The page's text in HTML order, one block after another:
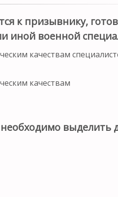
к призывнику,
иной военной
качествам
качествам
выделить